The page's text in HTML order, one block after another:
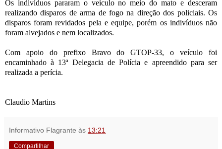
Os indivíduos pararam o veículo no meio do mato e desceram
realizando disparos de arma de fogo na direção dos policiais. Os
disparos foram revidados pela e equipe, porém os indivíduos não
foram alvejados e nem localizados.
Com apoio do prefixo Bravo do GTOP-33, o veículo foi
encaminhado à 13ª Delegacia de Polícia e apreendido para ser
realizada a perícia.
Claudio Martins
Informativo Flagrante às 13:21
Compartilhar